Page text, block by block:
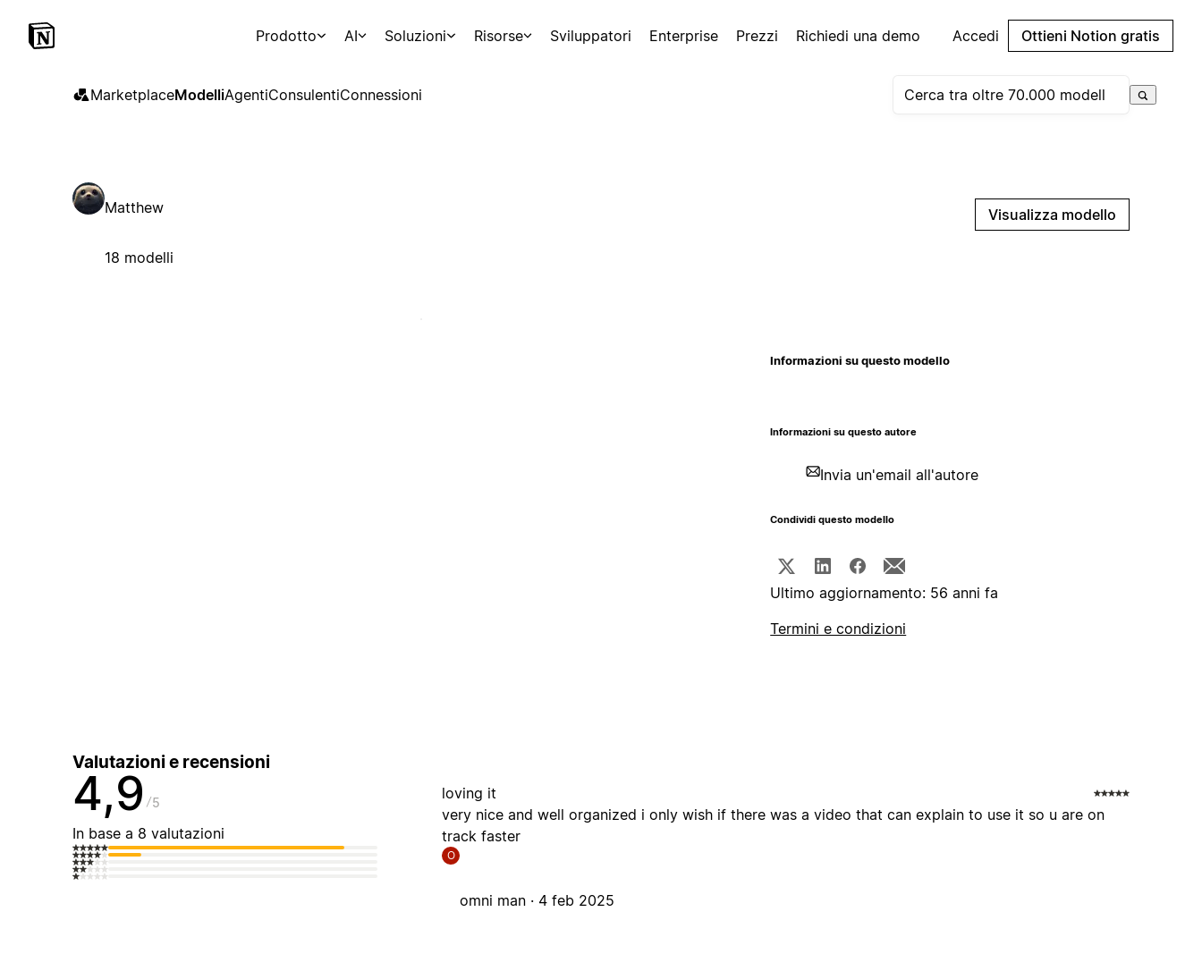
Prodotto AI Soluzioni Risorse Sviluppatori Enterprise Prezzi Richiedi una demo Accedi Ottieni Notion gratis
MarketplaceModelliAgentiConsulentiConnessioni
Matthew
18 modelli
Visualizza modello
Informazioni su questo modello
Informazioni su questo autore
Invia un'email all'autore
Condividi questo modello
Ultimo aggiornamento: 56 anni fa
Termini e condizioni
Valutazioni e recensioni
4,9 5
In base a 8 valutazioni
loving it
very nice and well organized i only wish if there was a video that can explain to use it so u are on
track faster
O
omni man · 4 feb 2025